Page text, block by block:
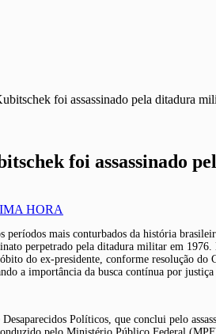
foi assassinado pela ditadura
foi assassinado
HORA
mais conturbados da história
perpetrado pela ditadura militar em
do ex-presidente, conforme resolução do
a importância da busca contínua por
Políticos, que conclui pelo